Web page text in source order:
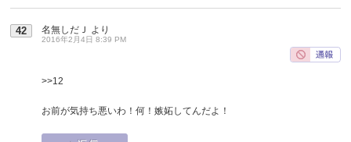
42 名無しだＪ より
2016年2月4日 8:39 PM
>>12
お前が気持ち悪いわ！何！嫉妬してんだよ！